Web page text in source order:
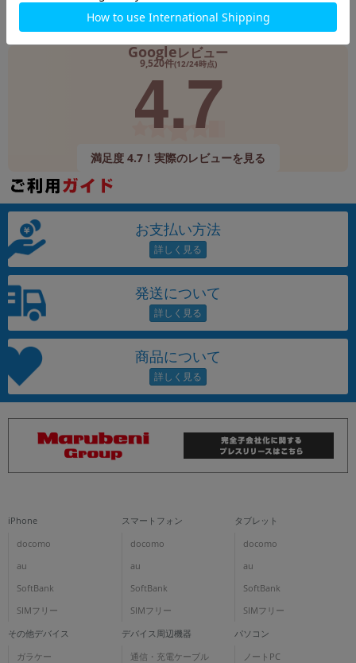
Googleレビュー
9,520件(12/24時点)
4.7
満足度 4.7！実際のレビューを見る
お支払い方法
発送について
商品について
iPhone
docomo
au
SoftBank
SIMフリー
スマートフォン
docomo
au
SoftBank
SIMフリー
タブレット
docomo
au
SoftBank
SIMフリー
その他デバイス
ガラケー
デバイス周辺機器
通信・充電ケーブル
パソコン
ノートPC